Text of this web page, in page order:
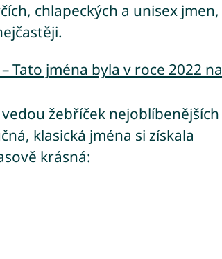
chlapeckých a unisex jmen,
Tato jména byla v roce 2022 na
vedou žebříček nejoblíbenějších
klasická jména si získala
krásná: